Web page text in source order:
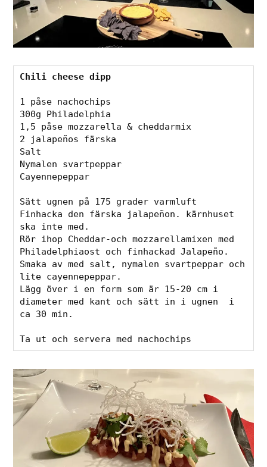
Chili cheese dipp
1 påse nachochips
300g Philadelphia
1,5 påse mozzarella & cheddarmix
2 jalapeños färska
Salt
Nymalen svartpeppar
Cayennepeppar
Sätt ugnen på 175 grader varmluft
Finhacka den färska jalapeñon. kärnhuset
ska inte med.
Rör ihop Cheddar-och mozzarellamixen med
Philadelphiaost och finhackad Jalapeño.
Smaka av med salt, nymalen svartpeppar och
lite cayennepeppar.
Lägg över i en form som är 15-20 cm i
diameter med kant och sätt in i ugnen  i
ca 30 min.
Ta ut och servera med nachochips